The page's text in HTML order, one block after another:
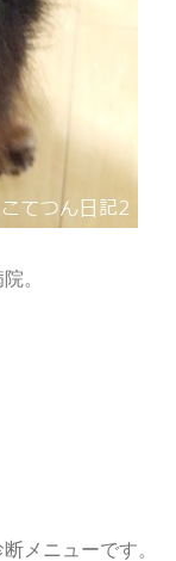
。
メニューです。